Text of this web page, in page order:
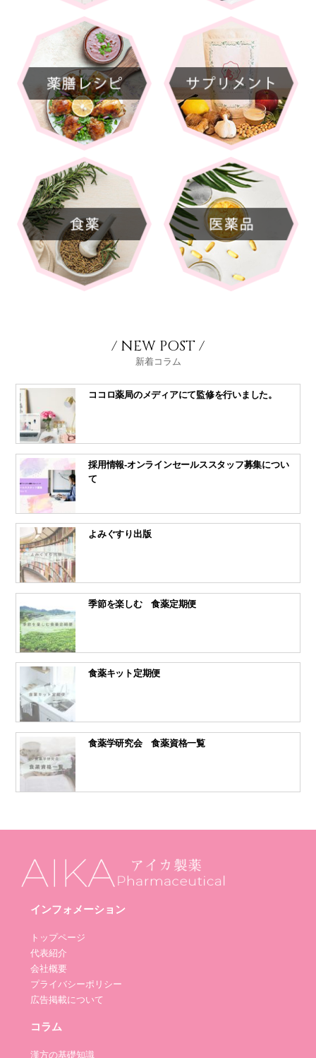
/ NEW POST /
新着コラム
ココロ薬局のメディアにて監修を行いました。
採用情報-オンラインセールススタッフ募集につい
て
よみぐすり出版
季節を楽しむ 食薬定期便
食薬キット定期便
食薬学研究会 食薬資格一覧
インフォメーション
トップページ
代表紹介
会社概要
プライバシーポリシー
広告掲載について
コラム
漢方の基礎知識